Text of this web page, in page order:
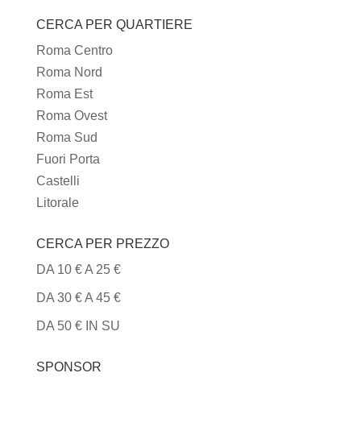
TIPI
DI
CUCINA
CERCA PER QUARTIERE
Roma Centro
Roma Nord
Roma Est
Roma Ovest
Roma Sud
Fuori Porta
Castelli
Litorale
CERCA PER PREZZO
DA 10 € A 25 €
DA 30 € A 45 €
DA 50 € IN SU
SPONSOR